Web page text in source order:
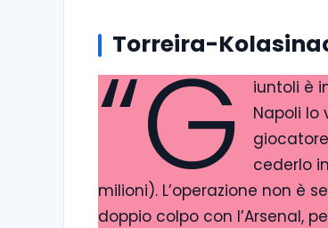
Torreira-
“G
iuntoli è
Napoli lo
cederlo
milioni). L’operazione non è
doppio colpo con l’Arsenal,